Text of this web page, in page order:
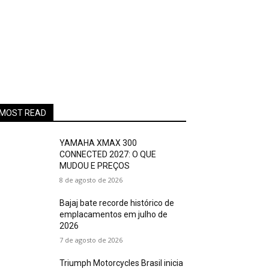
MOST READ
YAMAHA XMAX 300
CONNECTED 2027: O QUE
MUDOU E PREÇOS
8 de agosto de 2026
Bajaj bate recorde histórico de
emplacamentos em julho de
2026
7 de agosto de 2026
Triumph Motorcycles Brasil inicia